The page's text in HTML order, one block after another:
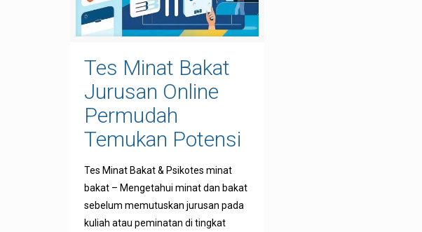
Tes Minat Bakat
Jurusan Online
Permudah
Temukan Potensi
Tes Minat Bakat & Psikotes minat
bakat – Mengetahui minat dan bakat
sebelum memutuskan jurusan pada
kuliah atau peminatan di tingkat